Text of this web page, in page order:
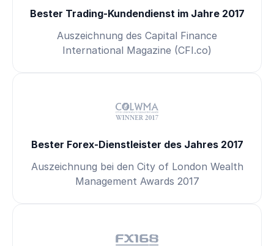
Bester Trading-Kundendienst im Jahre 2017
Auszeichnung des Capital Finance
International Magazine (CFI.co)
Bester Forex-Dienstleister des Jahres 2017
Auszeichnung bei den City of London Wealth
Management Awards 2017